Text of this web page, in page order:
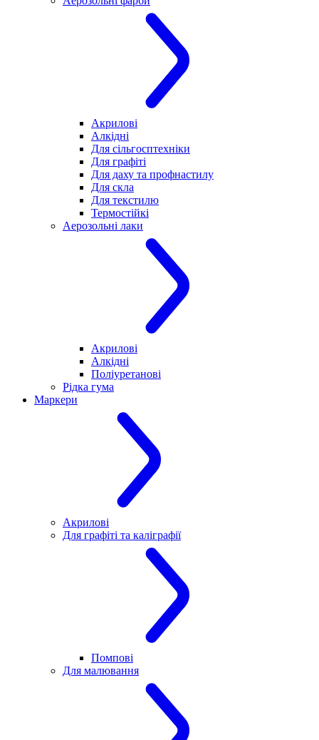
Акрилові
Алкідні
Для cільгосптехніки
Для графіті
Для даху та профнастилу
Для скла
Для текстилю
Термостійкі
Аерозольні лаки
Акрилові
Алкідні
Поліуретанові
Рідка гума
Маркери
Акрилові
Для графіті та каліграфії
Помпові
Для малювання